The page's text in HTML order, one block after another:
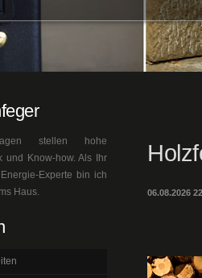
06.08.2026
stellen hohe
und Know-how. Als Ihr
Experte bin ich
Haus.